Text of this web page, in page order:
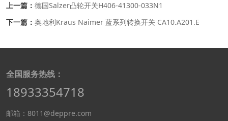
上一篇： 德国Salzer凸轮开关H406-41300-033N1
下一篇： 奥地利Kraus Naimer 蓝系列转换开关 CA10.A201.E
全国服务热线：
18933354718
邮箱：8011@deppre.com